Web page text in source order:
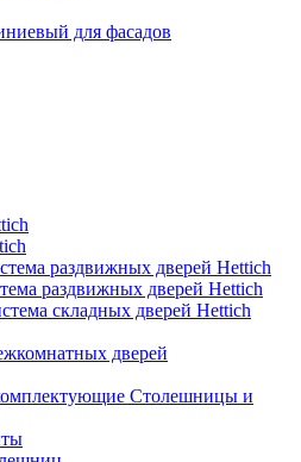
для фасадов
раздвижных дверей Hettich
раздвижных дверей Hettich
складных дверей Hettich
дверей
Столешницы и